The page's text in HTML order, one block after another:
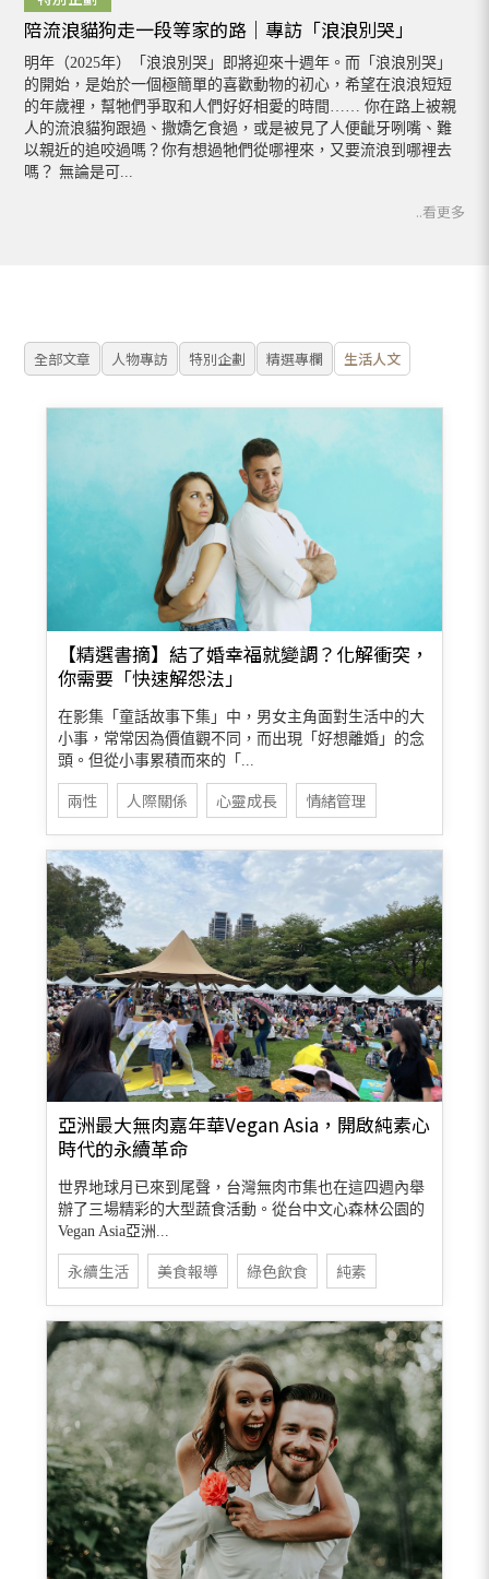
陪流浪貓狗走一段等家的路｜專訪「浪浪別哭」
明年（2025年）「浪浪別哭」即將迎來十週年。而「浪浪別哭」
的開始，是始於一個極簡單的喜歡動物的初心，希望在浪浪短短
的年歲裡，幫牠們爭取和人們好好相愛的時間…… 你在路上被親
人的流浪貓狗跟過、撒嬌乞食過，或是被見了人便齜牙咧嘴、難
以親近的追咬過嗎？你有想過牠們從哪裡來，又要流浪到哪裡去
嗎？ 無論是可...
..看更多
全部文章 人物專訪 特別企劃 精選專欄 生活人文
【精選書摘】結了婚幸福就變調？化解衝突，
你需要「快速解怨法」
在影集「童話故事下集」中，男女主角面對生活中的大
小事，常常因為價值觀不同，而出現「好想離婚」的念
頭。但從小事累積而來的「...
兩性 人際關係 心靈成長 情緒管理
亞洲最大無肉嘉年華Vegan Asia，開啟純素心
時代的永續革命
世界地球月已來到尾聲，台灣無肉市集也在這四週內舉
辦了三場精彩的大型蔬食活動。從台中文心森林公園的
Vegan Asia亞洲...
永續生活 美食報導 綠色飲食 純素